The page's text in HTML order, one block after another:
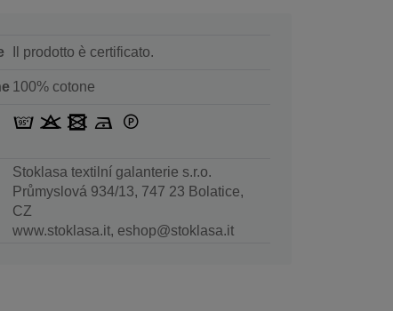
Il prodotto è certificato.
100% cotone
Stoklasa textilní galanterie s.r.o.
Průmyslová 934/13, 747 23 Bolatice,
CZ
www.stoklasa.it, eshop@stoklasa.it